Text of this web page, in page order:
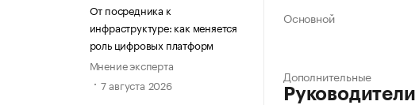
От посредника к
инфраструктуре: как меняется
роль цифровых платформ
Мнение эксперта
7 августа 2026
Основной
Дополнительные
Руководители